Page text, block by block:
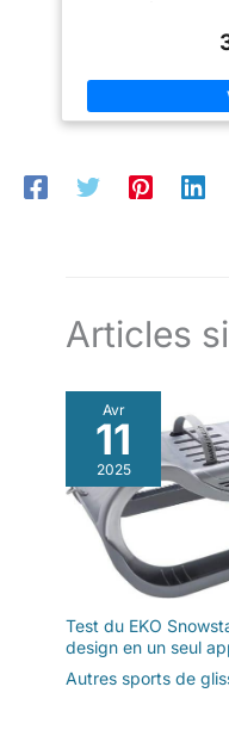
sécurité Câble de
ans et plus –
Articles
Avr
11
2025
Test du EKO
design en un seul
Autres sports de